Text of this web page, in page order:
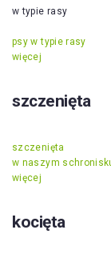
w typie rasy
psy w typie rasy
więcej
szczenięta
szczenięta
w naszym
więcej
kocięta